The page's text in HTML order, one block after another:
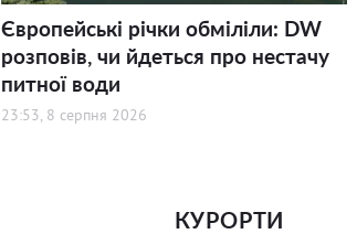
Європейські річки обміліли: DW
розповів, чи йдеться про нестачу
питної води
23:53, 8 серпня 2026
КУРОРТИ